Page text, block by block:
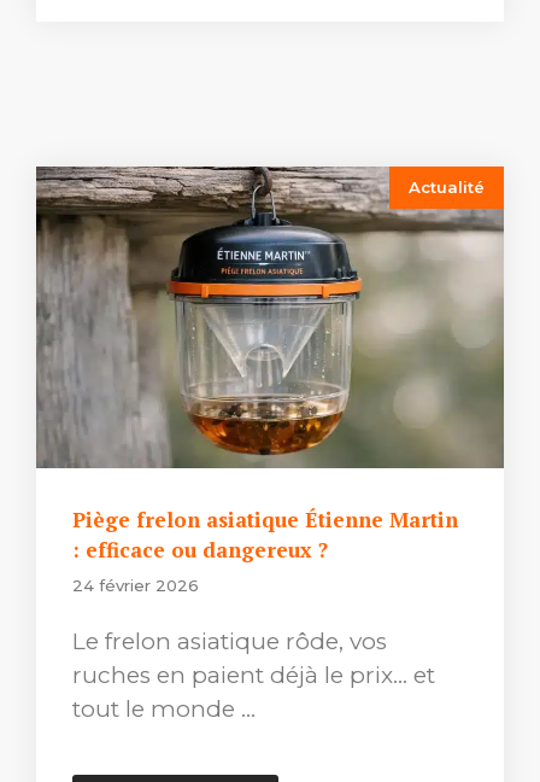
Actualité
Piège frelon asiatique Étienne Martin
: efficace ou dangereux ?
24 février 2026
Le frelon asiatique rôde, vos
ruches en paient déjà le prix… et
tout le monde …